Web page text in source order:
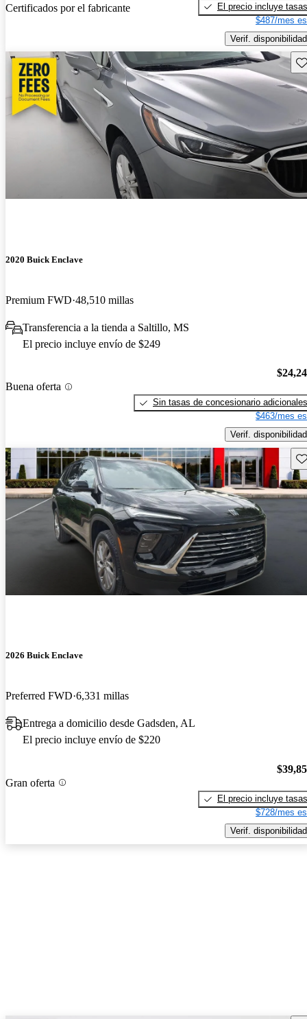
Certificados por el fabricante
El precio incluye tasas
$487/mes
Verif. disponibilidad
2020 Buick Enclave
Premium FWD 48,510 millas
Transferencia a la tienda a Saltillo, MS
El precio incluye envío de $249
Buena oferta
Sin tasas de concesionario adicionales
$463/mes
Verif. disponibilidad
2026 Buick Enclave
Preferred FWD 6,331 millas
Entrega a domicilio desde Gadsden, AL
El precio incluye envío de $220
Gran oferta
El precio incluye tasas
$728/mes
Verif. disponibilidad